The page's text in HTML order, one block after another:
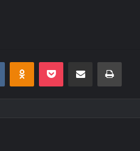
VKontakteOdnoklassniki
Pocket E-Posta ile paylaş Yazdır